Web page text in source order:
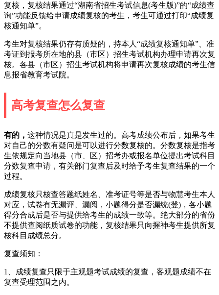
复核，复核结果通过“湖南省招生考试信息(考生版)”的“成绩查
询”功能反馈给申请成绩复核的考生，考生可通过打印“成绩复
核通知单”。
考生对复核结果仍存有质疑的，持本人“成绩复核通知单”、准
考证到报考所在地的县（市区）招生考试机构办理申请再次复
核。各县（市区）招生考试机构将申请再次复核成绩的考生信
息报省教育考试院。
高考复查怎么复查
有的， 这种情况是真是发生过的。高考成绩公布后，如果考生
对自己的分数有疑问是可以进行分数复核的。分数复核是指考
生依规定向当地县（市、区）招考办或报名单位提出考试科目
分数复查申请，有关部门复查后及时给予考生复查结果的一个
过程。
成绩复核只核查答题纸姓名、准考证号等是否与物慧考生本人
对应，试卷有无漏评、漏阅，小题得分是否漏统(登)，各小题
得分合成后是否与提供给考生的成绩一致等。绝大部分的省份
不提供查阅纸质试卷的功能，复核结果只向握神考生提供所复
核科目成绩总分。
复查须知：
1、成绩复查只限于主观题考试成绩的复查，客观题成绩不在
复查受理范围之内。